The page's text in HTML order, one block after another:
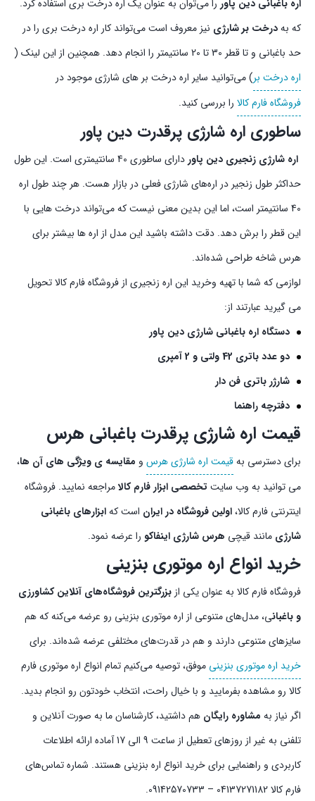
اره باغبانی دین پاور را می‌توان به عنوان یک اره درخت بری استفاده کرد.
که بهدرخت بر شارژی نیز معروف است می‌تواند کار اره درخت بری را در
حد باغبانی و تا قطر 30 تا 20 سانتیمتر را انجام دهد. همچنین از این لینک (
اره درخت بر) می‌توانید سایر اره درخت بر های شارژی موجود در
فروشگاه فارم کالا را بررسی کنید.
ساطوری اره شارژی پرقدرت دین پاور
اره شارژی زنجیری دین پاور
دارای ساطوری 40 سانتیمتری است. این طول
حداکثر طول زنجیر در اره‌های شارژی فعلی در بازار هست. هر چند طول اره
40 سانتیمتر است، اما این بدین معنی نیست که می‌تواند درخت هایی با
این قطر را برش دهد. دقت داشته باشید این مدل از اره ها بیشتر برای
هرس شاخه طراحی شده‌اند.
لوازمی که شما با تهیه وخرید این اره زنجیری از فروشگاه فارم کالا تحویل
می گیرید عبارتند از:
دستگاه اره باغبانی شارژی دین پاور
دو عدد باتری 42 ولتی و 2 آمپری
شارژر باتری فن دار
دفترچه راهنما
قیمت اره شارژی پرقدرت باغبانی هرس
برای دسترسی بهقیمت اره شارژی هرس و مقایسه ی ویژگی های آن ها،
می توانید به وب سایت تخصصی ابزار فارم کالامراجعه نمایید. فروشگاه
اینترنتی فارم کالا،اولین فروشگاه در ایران است کهابزارهای باغبانی
شارژی مانند قیچی هرس شارژی اینفاکو را عرضه نمود.
خرید انواع اره موتوری بنزینی
فروشگاه فارم کالا به عنوان یکی ازبزرگترین فروشگاه‌های آنلاین کشاورزی
و باغبانی، مدل‌های متنوعی از اره موتوری بنزینی رو عرضه می‌کنه که هم
سایزهای متنوعی دارند و هم در قدرت‌های مختلفی عرضه شده‌اند. برای
خرید اره موتوری بنزینی موفق، توصیه می‌کنیم تمام انواع اره موتوری فارم
کالا رو مشاهده بفرمایید و با خیال راحت، انتخاب خودتون رو انجام بدید.
اگر نیاز به مشاوره رایگان هم داشتید، کارشناسان ما به صورت آنلاین و
تلفنی به غیر از روزهای تعطیل از ساعت 9 الی 17 آماده ارائه اطلاعات
کاربردی و راهنمایی برای خرید انواع اره بنزینی هستند. شماره تماس‌های
فارم کالا 04137271182 – 09142570733.